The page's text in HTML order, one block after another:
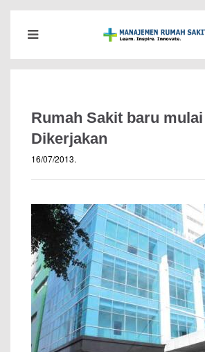
Rumah Sakit baru mulai
Dikerjakan
16/07/2013.